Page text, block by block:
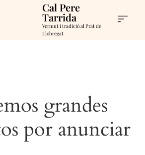
Cal Pere
Tarrida
Vermut i tradició al Prat de
Llobregat
grandes
por anunciar